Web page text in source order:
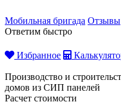
Мобильная бригада Отзывы
Ответим быстро
Избранное
Производство и
домов из СИП панелей
Расчет стоимости